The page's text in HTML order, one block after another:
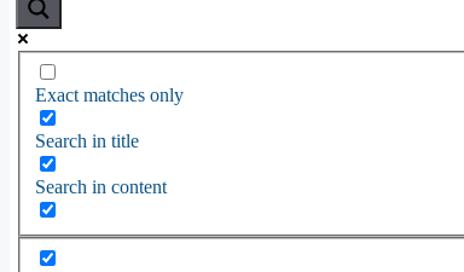
Exact matches only
Search in title
Search in content